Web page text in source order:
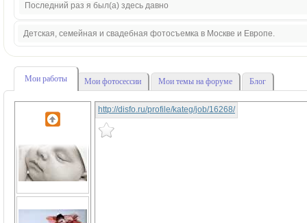
Последний раз я был(а) здесь давно
Детская, семейная и свадебная фотосъемка в Москве и Европе.
Мои работы Мои фотосессии Мои темы на форуме Блог
http://disfo.ru/profile/kateg/job/16268/